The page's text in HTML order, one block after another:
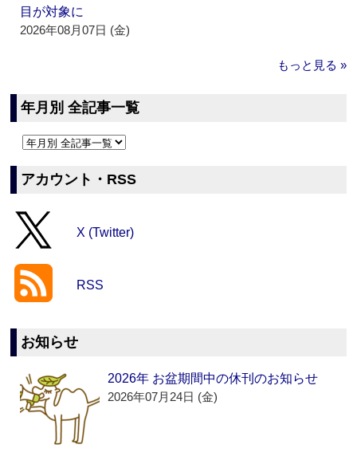
目が対象に
2026年08月07日 (金)
もっと見る »
年月別 全記事一覧
アカウント・RSS
X (Twitter)
RSS
お知らせ
2026年 お盆期間中の休刊のお知らせ
2026年07月24日 (金)